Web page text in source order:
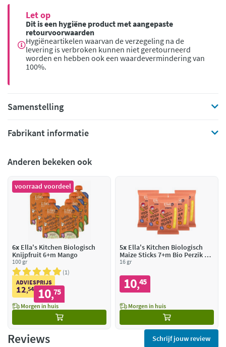
Let op
Dit is een hygiëne product met aangepaste
retourvoorwaarden
Hygiëneartikelen waarvan de verzegeling na de
levering is verbroken kunnen niet geretourneerd
worden en hebben ook een waardevermindering van
100%.
Samenstelling
Fabrikant informatie
Anderen bekeken ook
voorraad voordeel
6x Ella's Kitchen Biologisch
Knijpfruit 6+m Mango
100 gr
1
ADVIESPRIJS
12,54 10,75
Morgen in huis
5x Ella's Kitchen Biologisch
Maize Sticks 7+m Bio Perzik &
Banaan
16 gr
10,45
Morgen in huis
Reviews Schrijf jouw review